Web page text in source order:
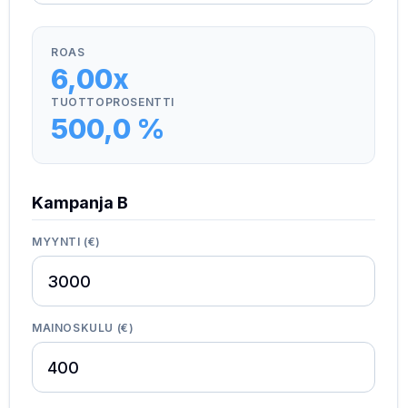
ROAS
6,00x
TUOTTOPROSENTTI
500,0 %
Kampanja B
MYYNTI (€)
MAINOSKULU (€)